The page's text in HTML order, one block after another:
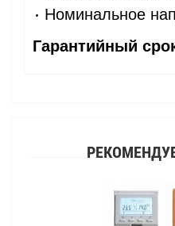
Номинальное
Гарантийный